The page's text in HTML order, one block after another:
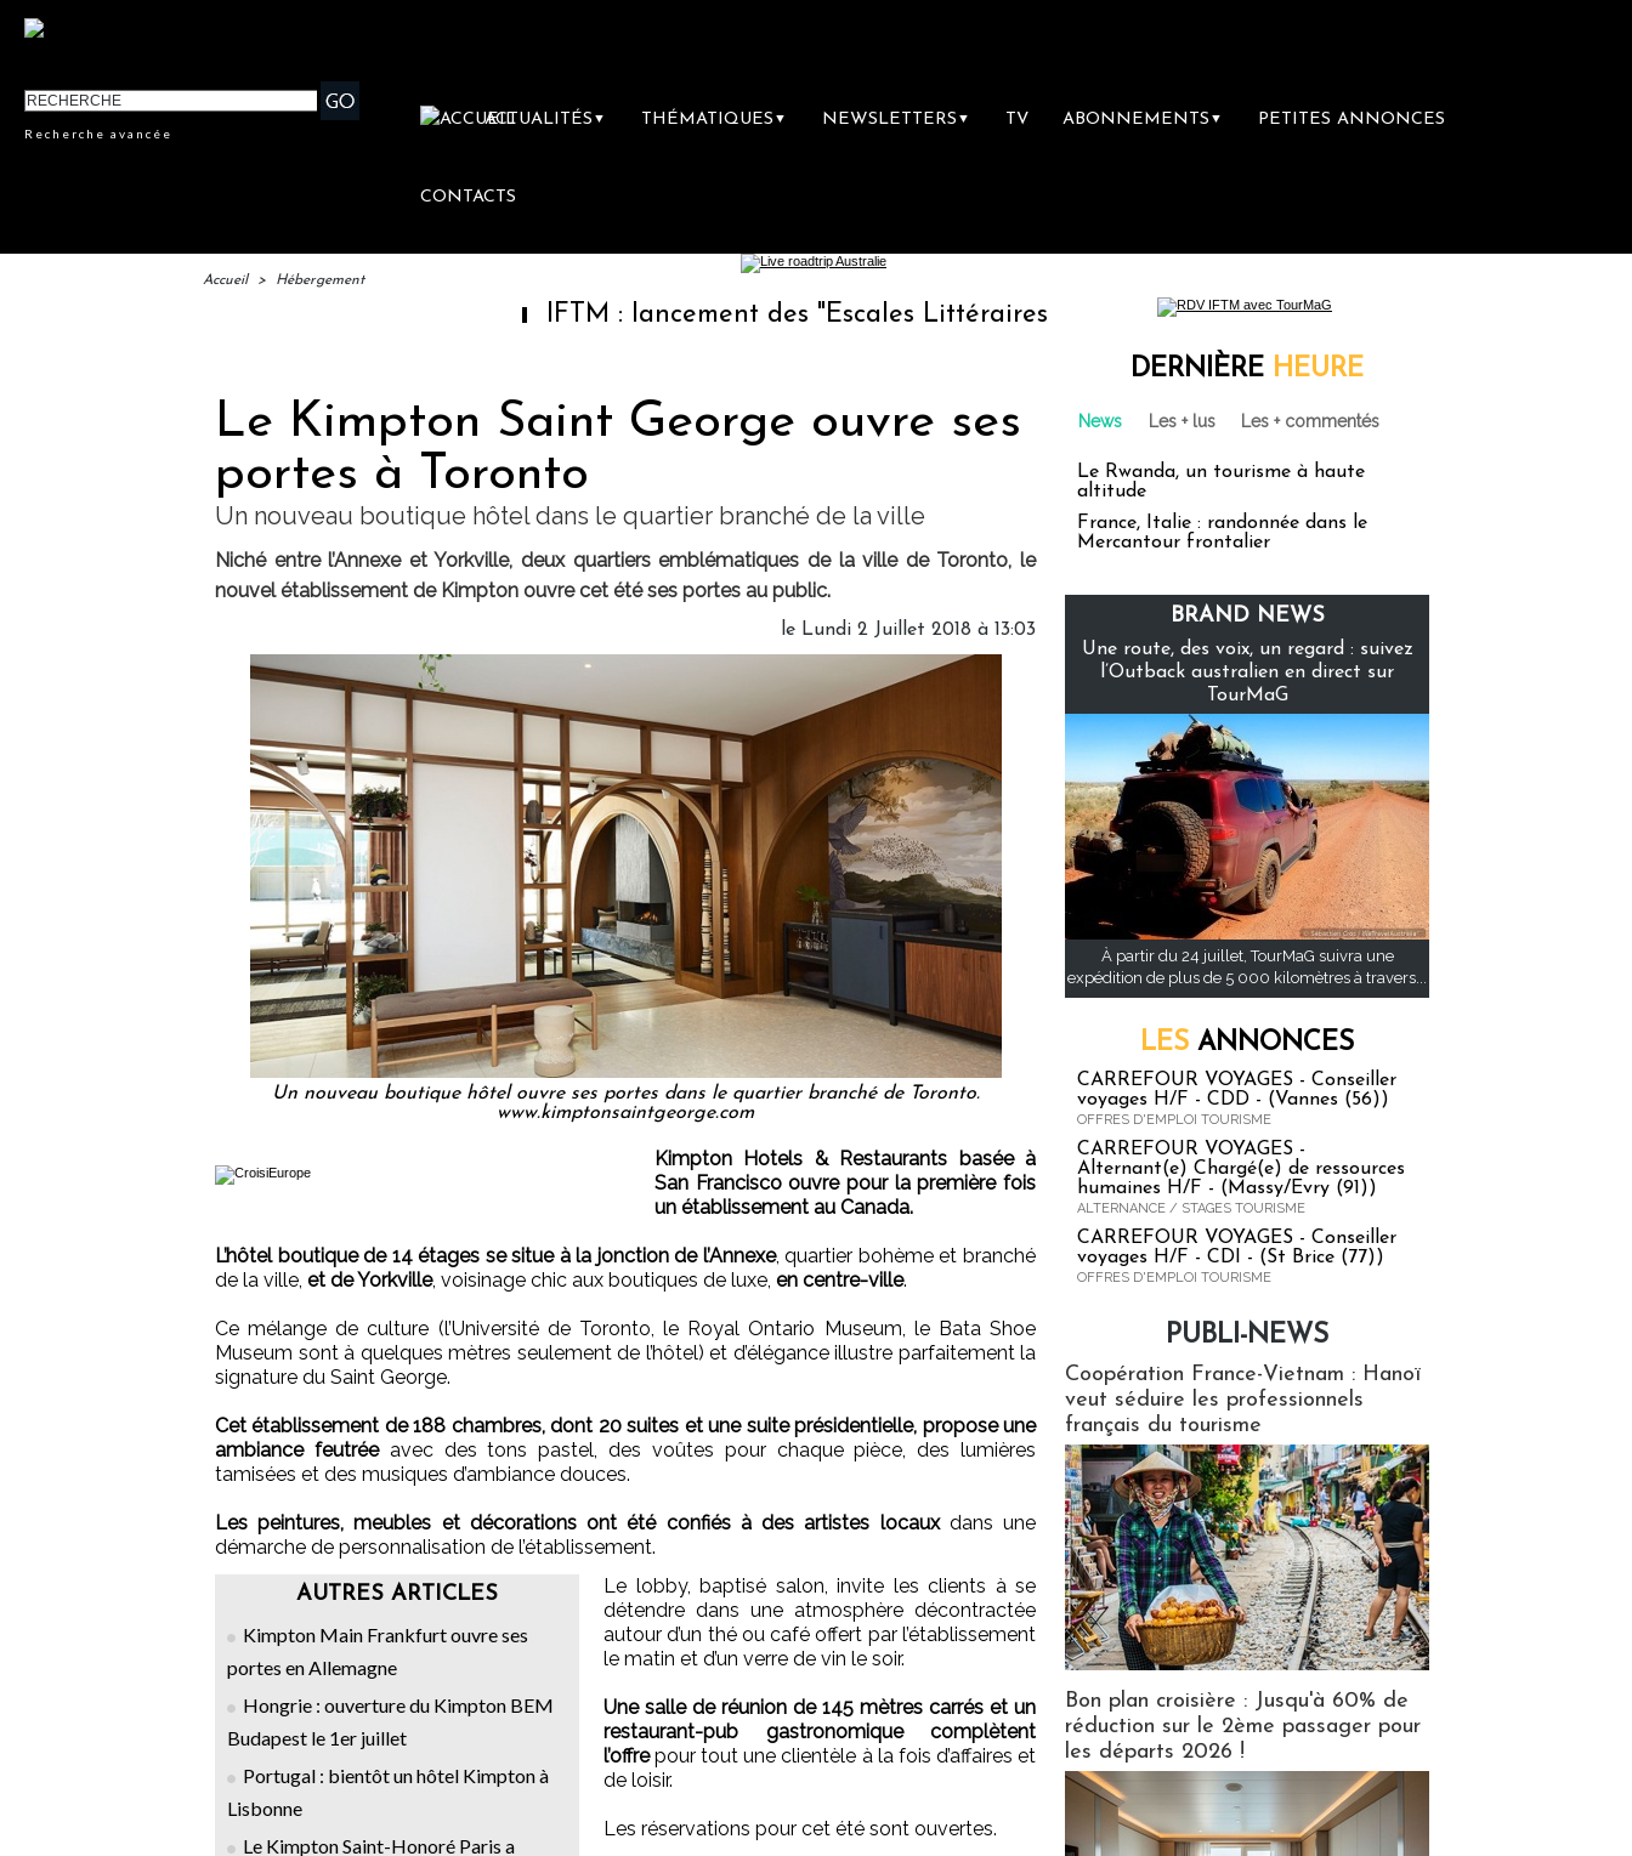
Recherche avancée
ACTUALITÉS ▼ THÉMATIQUES ▼ NEWSLETTERS ▼ TV ABONNEMENTS ▼ PETITES ANNONCES
CONTACTS
Accueil > Hébergement
IFTM : lancement des "Escales Littéraires", la première librairie du voyage
Le Kimpton Saint George ouvre ses
portes à Toronto
Un nouveau boutique hôtel dans le quartier branché de la ville
Niché entre l’Annexe et Yorkville, deux quartiers emblématiques de la ville de Toronto, le
nouvel établissement de Kimpton ouvre cet été ses portes au public.
le Lundi 2 Juillet 2018 à 13:03
Un nouveau boutique hôtel ouvre ses portes dans le quartier branché de Toronto.
www.kimptonsaintgeorge.com
Kimpton Hotels & Restaurants basée à
San Francisco ouvre pour la première fois
un établissement au Canada.
L’hôtel boutique de 14 étages se situe à la jonction de l’Annexe, quartier bohème et branché
de la ville, et de Yorkville, voisinage chic aux boutiques de luxe, en centre-ville.
Ce mélange de culture (l’Université de Toronto, le Royal Ontario Museum, le Bata Shoe
Museum sont à quelques mètres seulement de l’hôtel) et d’élégance illustre parfaitement la
signature du Saint George.
Cet établissement de 188 chambres, dont 20 suites et une suite présidentielle, propose une
ambiance feutréeavec des tons pastel, des voûtes pour chaque pièce, des lumières
tamisées et des musiques d’ambiance douces.
Les peintures, meubles et décorations ont été confiés à des artistes locauxdans une
démarche de personnalisation de l’établissement.
AUTRES ARTICLES
Kimpton Main Frankfurt ouvre ses
portes en Allemagne
Hongrie : ouverture du Kimpton BEM
Budapest le 1er juillet
Portugal : bientôt un hôtel Kimpton à
Lisbonne
Le Kimpton Saint-Honoré Paris a
Le lobby, baptisé salon, invite les clients à se
détendre dans une atmosphère décontractée
autour d’un thé ou café offert par l’établissement
le matin et d’un verre de vin le soir.
Une salle de réunion de 145 mètres carrés et un
restaurant-pub gastronomique complètent
l’offrepour tout une clientèle à la fois d’affaires et
de loisir.
Les réservations pour cet été sont ouvertes.
DERNIÈRE HEURE
News Les + lus Les + commentés
Le Rwanda, un tourisme à haute
altitude
France, Italie : randonnée dans le
Mercantour frontalier
BRAND NEWS
Une route, des voix, un regard : suivez
l’Outback australien en direct sur
TourMaG
À partir du 24 juillet, TourMaG suivra une
expédition de plus de 5 000 kilomètres à travers...
LES ANNONCES
CARREFOUR VOYAGES - Conseiller
voyages H/F - CDD - (Vannes (56))
OFFRES D'EMPLOI TOURISME
CARREFOUR VOYAGES -
Alternant(e) Chargé(e) de ressources
humaines H/F - (Massy/Evry (91))
ALTERNANCE / STAGES TOURISME
CARREFOUR VOYAGES - Conseiller
voyages H/F - CDI - (St Brice (77))
OFFRES D'EMPLOI TOURISME
PUBLI-NEWS
Coopération France-Vietnam : Hanoï
veut séduire les professionnels
français du tourisme
Bon plan croisière : Jusqu'à 60% de
réduction sur le 2ème passager pour
les départs 2026 !